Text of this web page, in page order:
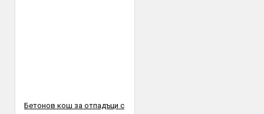
Бетонов кош за отпадъци с